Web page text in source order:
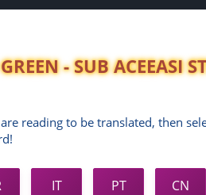
- SUB ACEEASI
reading to be translated, then
IT PT CN